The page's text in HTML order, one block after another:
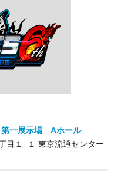
一展示場 Aホール
目１−１ 東京流通センター